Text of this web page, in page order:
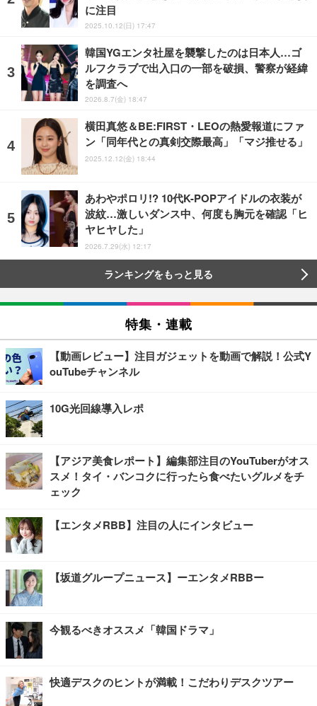
に注目
2025.10.12(日) 17:47
韓国YGエンタ社屋を襲撃したのは日本人…ゴ
ルフクラブで出入口の一部を破損、警察が経緯
を調査へ
2026.8.7(金) 18:47
横田真悠＆BE:FIRST・LEOの熱愛報道にファ
ン「同年代との真剣交際最高」「マジ推せる」
2025.12.12(金) 18:44
あわやポロリ!? 10代K-POPアイドルの衣装が
波紋…激しいダンス中、何度も胸元を確認「ヒ
ヤヒヤした」
2026.7.29(水) 12:17
ランキングをもっと見る
特集・連載
【動画レビュー】注目ガジェットを動画で解説！公式Y
ouTubeチャンネル
10G光回線導入レポ
【アジア美食レポート】編集部注目のYouTuberがオス
スメ！タイ・バンコクに行ったら食べたいグルメをチ
ェック
【エンタメRBB】注目の人にインタビュー
【坂道グループニュース】ーエンタメRBBー
今観るべきオススメ「韓国ドラマ」
快適デスクのヒントが満載！こだわりデスクツアー